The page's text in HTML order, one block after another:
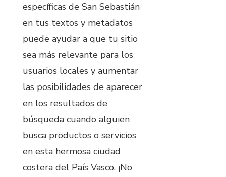
específicas de San Sebastián
en tus textos y metadatos
puede ayudar a que tu sitio
sea más relevante para los
usuarios locales y aumentar
las posibilidades de aparecer
en los resultados de
búsqueda cuando alguien
busca productos o servicios
en esta hermosa ciudad
costera del País Vasco. ¡No